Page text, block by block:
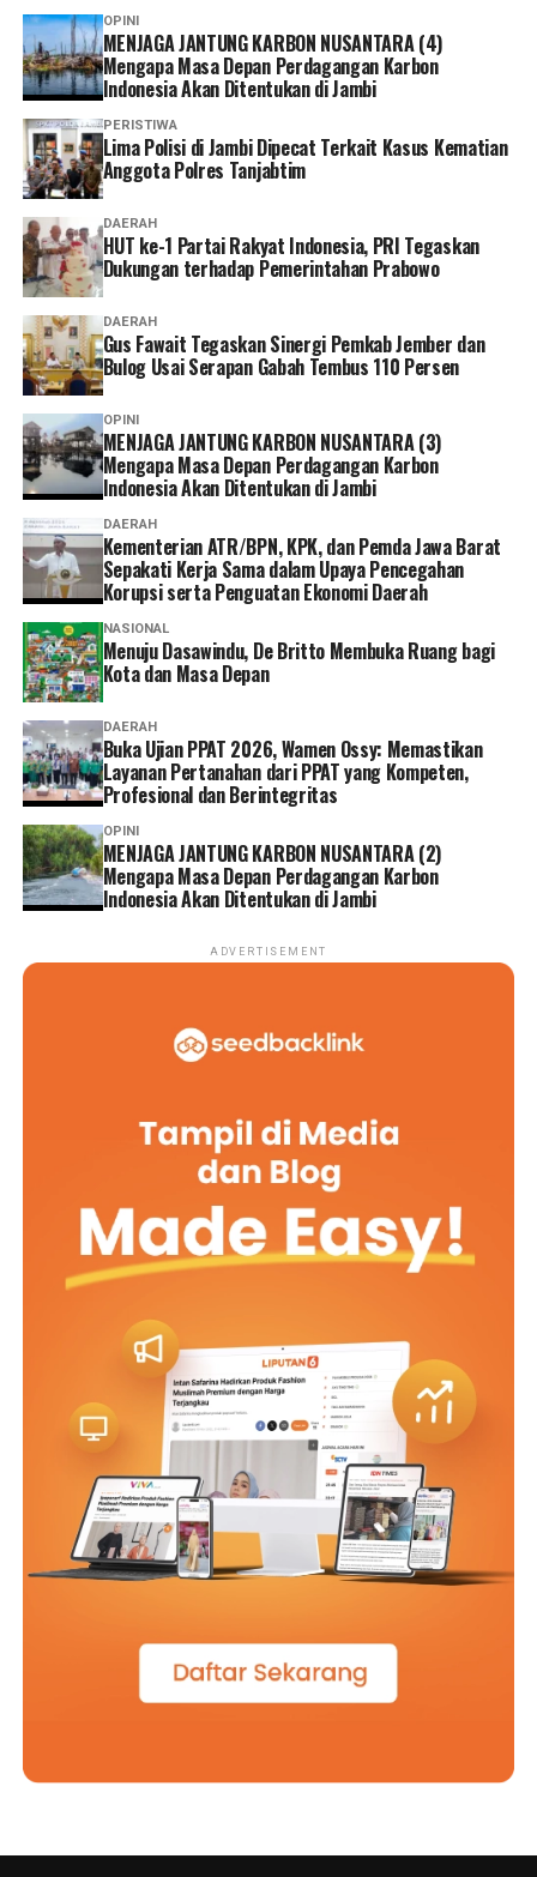
OPINI
MENJAGA JANTUNG KARBON NUSANTARA (4)
Mengapa Masa Depan Perdagangan Karbon
Indonesia Akan Ditentukan di Jambi
PERISTIWA
Lima Polisi di Jambi Dipecat Terkait Kasus Kematian
Anggota Polres Tanjabtim
DAERAH
HUT ke-1 Partai Rakyat Indonesia, PRI Tegaskan
Dukungan terhadap Pemerintahan Prabowo
DAERAH
Gus Fawait Tegaskan Sinergi Pemkab Jember dan
Bulog Usai Serapan Gabah Tembus 110 Persen
OPINI
MENJAGA JANTUNG KARBON NUSANTARA (3)
Mengapa Masa Depan Perdagangan Karbon
Indonesia Akan Ditentukan di Jambi
DAERAH
Kementerian ATR/BPN, KPK, dan Pemda Jawa Barat
Sepakati Kerja Sama dalam Upaya Pencegahan
Korupsi serta Penguatan Ekonomi Daerah
NASIONAL
Menuju Dasawindu, De Britto Membuka Ruang bagi
Kota dan Masa Depan
DAERAH
Buka Ujian PPAT 2026, Wamen Ossy: Memastikan
Layanan Pertanahan dari PPAT yang Kompeten,
Profesional dan Berintegritas
OPINI
MENJAGA JANTUNG KARBON NUSANTARA (2)
Mengapa Masa Depan Perdagangan Karbon
Indonesia Akan Ditentukan di Jambi
ADVERTISEMENT